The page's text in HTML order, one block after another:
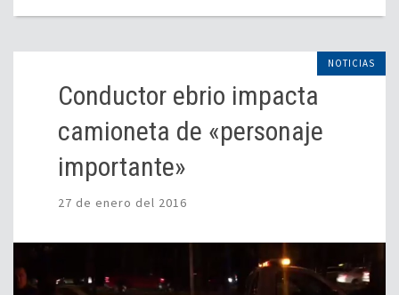
NOTICIAS
Conductor ebrio impacta
camioneta de «personaje
importante»
27 de enero del 2016